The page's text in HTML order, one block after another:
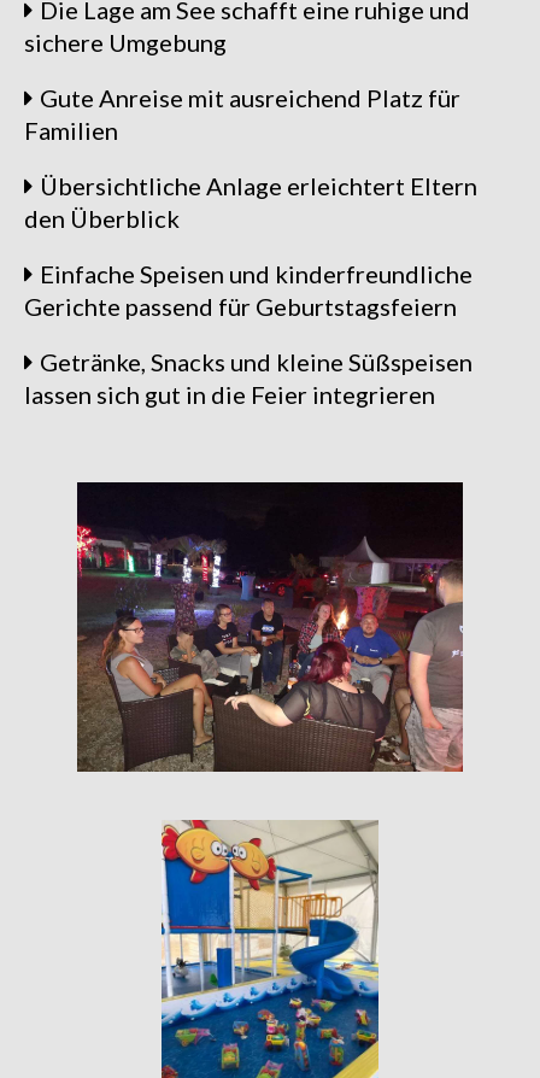
Die Lage am See schafft eine ruhige und
sichere Umgebung
Gute Anreise mit ausreichend Platz für
Familien
Übersichtliche Anlage erleichtert Eltern
den Überblick
Einfache Speisen und kinderfreundliche
Gerichte passend für Geburtstagsfeiern
Getränke, Snacks und kleine Süßspeisen
lassen sich gut in die Feier integrieren